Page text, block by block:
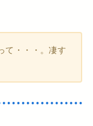
て・・・。凄す